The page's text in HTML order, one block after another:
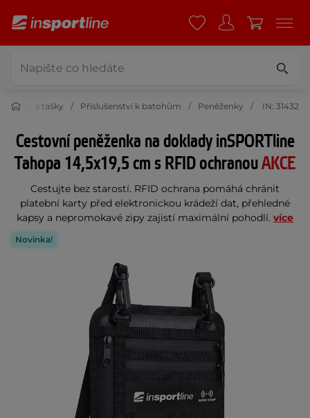
Batohy a tašky Příslušenství k batohům Peněženky IN: 31432
Cestovní peněženka na doklady inSPORTline
Tahopa 14,5x19,5 cm s RFID ochranouAKCE
Cestujte bez starostí. RFID ochrana pomáhá chránit
platební karty před elektronickou krádeží dat, přehledné
kapsy a nepromokavé zipy zajistí maximální pohodlí. více
Novinka!